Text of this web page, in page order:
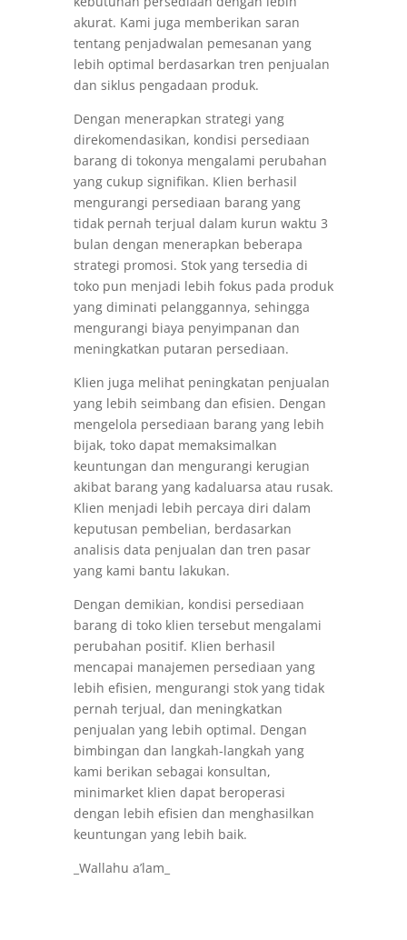
akurat. Kami juga memberikan saran
tentang penjadwalan pemesanan yang
lebih optimal berdasarkan tren penjualan
dan siklus pengadaan produk.
Dengan menerapkan strategi yang
direkomendasikan, kondisi persediaan
barang di tokonya mengalami perubahan
yang cukup signifikan. Klien berhasil
mengurangi persediaan barang yang
tidak pernah terjual dalam kurun waktu 3
bulan dengan menerapkan beberapa
strategi promosi. Stok yang tersedia di
toko pun menjadi lebih fokus pada produk
yang diminati pelanggannya, sehingga
mengurangi biaya penyimpanan dan
meningkatkan putaran persediaan.
Klien juga melihat peningkatan penjualan
yang lebih seimbang dan efisien. Dengan
mengelola persediaan barang yang lebih
bijak, toko dapat memaksimalkan
keuntungan dan mengurangi kerugian
akibat barang yang kadaluarsa atau rusak.
Klien menjadi lebih percaya diri dalam
keputusan pembelian, berdasarkan
analisis data penjualan dan tren pasar
yang kami bantu lakukan.
Dengan demikian, kondisi persediaan
barang di toko klien tersebut mengalami
perubahan positif. Klien berhasil
mencapai manajemen persediaan yang
lebih efisien, mengurangi stok yang tidak
pernah terjual, dan meningkatkan
penjualan yang lebih optimal. Dengan
bimbingan dan langkah-langkah yang
kami berikan sebagai konsultan,
minimarket klien dapat beroperasi
dengan lebih efisien dan menghasilkan
keuntungan yang lebih baik.
_Wallahu a’lam_